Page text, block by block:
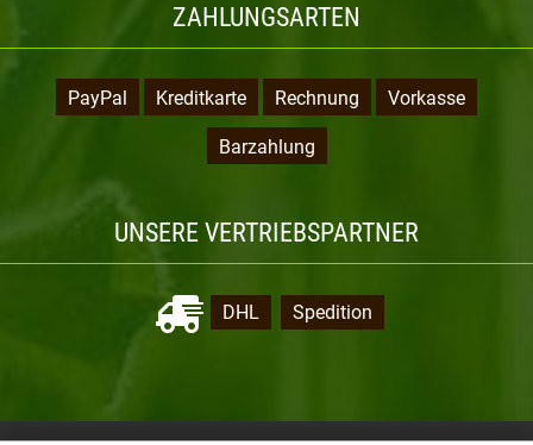
ZAHLUNGSARTEN
PayPal Kreditkarte Rechnung Vorkasse
Barzahlung
UNSERE VERTRIEBSPARTNER
DHL Spedition